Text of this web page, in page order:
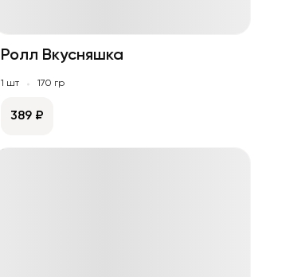
Ролл Вкусняшка
1 шт 170 гр
389 ₽